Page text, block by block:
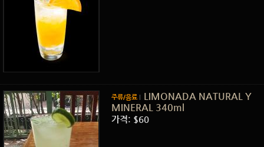
주류/음료
LIMONADA NATURAL Y
MINERAL 340ml
가격: $60